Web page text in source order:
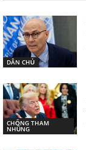
DÂN CHỦ
CHỐNG THAM
NHŨNG